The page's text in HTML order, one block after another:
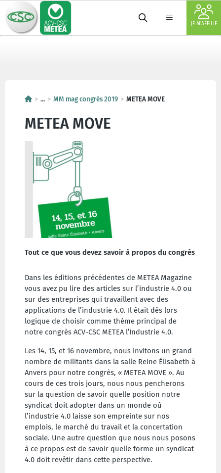
JE M'AFFILIE
... MM mag congrès 2019 METEA MOVE
METEA MOVE
Tout ce que vous devez savoir à propos du congrès
Dans les éditions précédentes de METEA Magazine
vous avez pu lire des articles sur l’industrie 4.0 ou
sur des entreprises qui travaillent avec des
applications de l’industrie 4.0. Il était dès lors
logique de choisir comme thème principal de
notre congrès ACV-CSC METEA l’Industrie 4.0.
Les 14, 15, et 16 novembre, nous invitons un grand
nombre de militants dans la salle Reine Élisabeth à
Anvers pour notre congrès, « METEA MOVE ». Au
cours de ces trois jours, nous nous pencherons
sur la question de savoir quelle position notre
syndicat doit adopter dans un monde où
l’industrie 4.0 laisse son empreinte sur nos
emplois, le marché du travail et la concertation
sociale. Une autre question que nous nous posons
à ce propos est de savoir quelle forme un syndicat
4.0 doit revêtir dans cette perspective.